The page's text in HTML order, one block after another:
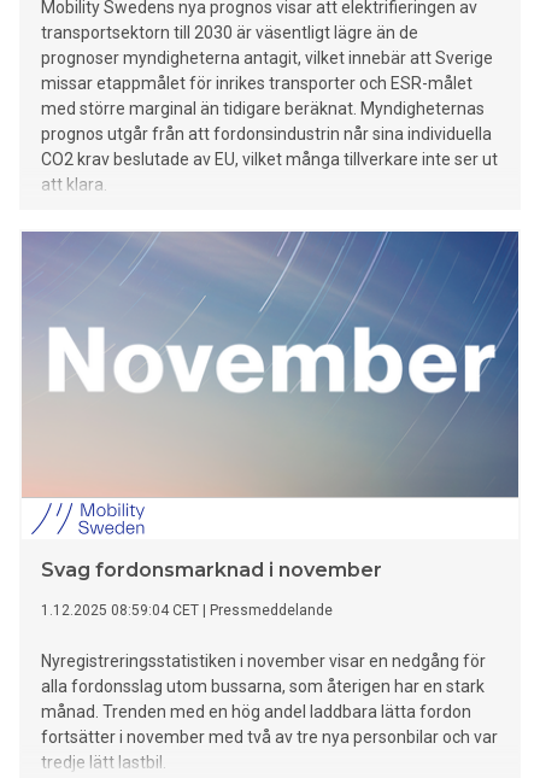
Mobility Swedens nya prognos visar att elektrifieringen av
transportsektorn till 2030 är väsentligt lägre än de
prognoser myndigheterna antagit, vilket innebär att Sverige
missar etappmålet för inrikes transporter och ESR-målet
med större marginal än tidigare beräknat. Myndigheternas
prognos utgår från att fordonsindustrin når sina individuella
CO2 krav beslutade av EU, vilket många tillverkare inte ser ut
att klara.
Svag fordonsmarknad i november
1.12.2025 08:59:04 CET Pressmeddelande
Nyregistreringsstatistiken i november visar en nedgång för
alla fordonsslag utom bussarna, som återigen har en stark
månad. Trenden med en hög andel laddbara lätta fordon
fortsätter i november med två av tre nya personbilar och var
tredje lätt lastbil.